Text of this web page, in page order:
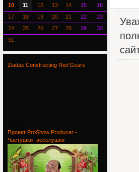
10
11 12 13 14 15
16
17
18 19 20 21 22
23
24
25 26 27 28 29
30
31
Ziadax Constructing Riot Gears
Проект ProShow Producer -
Частушки- веселушки